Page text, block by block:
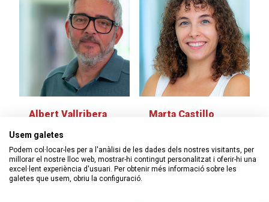
Albert Vallribera
Peralta
Advocat laboralista
Marta Castillo
Usem galetes
Podem col·locar-les per a l'anàlisi de les dades dels nostres visitants, per
millorar el nostre lloc web, mostrar-hi contingut personalitzat i oferir-hi una
excel·lent experiència d'usuari. Per obtenir més informació sobre les
galetes que usem, obriu la configuració.